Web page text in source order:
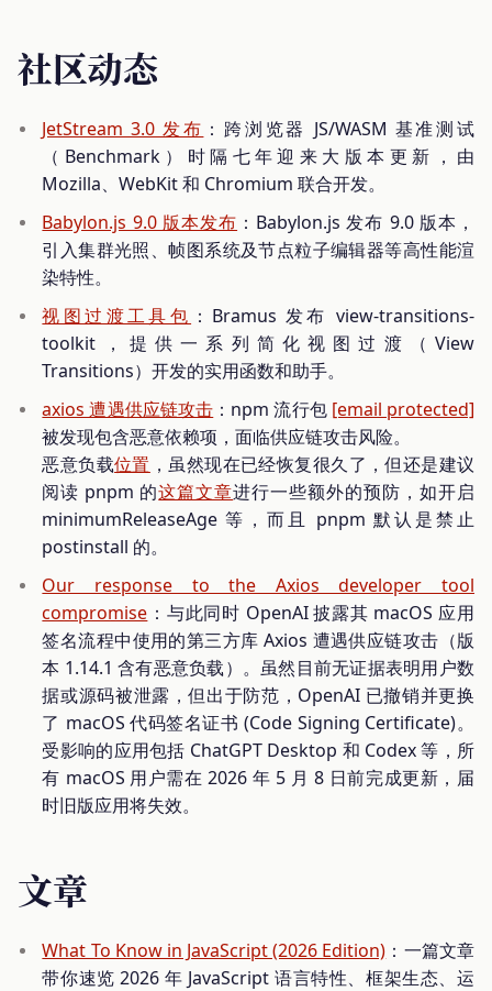
社区动态
JetStream 3.0 发布 ：跨浏览器 JS/WASM 基准测试
（Benchmark）时隔七年迎来大版本更新，由
Mozilla、WebKit 和 Chromium 联合开发。
Babylon.js 9.0 版本发布 ：Babylon.js 发布 9.0 版本，
引入集群光照、帧图系统及节点粒子编辑器等高性能渲
染特性。
视图过渡工具包 ：Bramus 发布 view-transitions-
toolkit，提供一系列简化视图过渡（View
Transitions）开发的实用函数和助手。
axios 遭遇供应链攻击 ：npm 流行包 [email protected]
被发现包含恶意依赖项，面临供应链攻击风险。
恶意负载位置 ，虽然现在已经恢复很久了，但还是建议
阅读 pnpm 的这篇文章进行一些额外的预防，如开启
minimumReleaseAge 等，而且 pnpm 默认是禁止
postinstall 的。
Our response to the Axios developer tool
compromise ：与此同时 OpenAI 披露其 macOS 应用
签名流程中使用的第三方库 Axios 遭遇供应链攻击（版
本 1.14.1 含有恶意负载）。虽然目前无证据表明用户数
据或源码被泄露，但出于防范，OpenAI 已撤销并更换
了 macOS 代码签名证书 (Code Signing Certificate)。
受影响的应用包括 ChatGPT Desktop 和 Codex 等，所
有 macOS 用户需在 2026 年 5 月 8 日前完成更新，届
时旧版应用将失效。
文章
What To Know in JavaScript (2026 Edition) ：一篇文章
带你速览 2026 年 JavaScript 语言特性、框架生态、运